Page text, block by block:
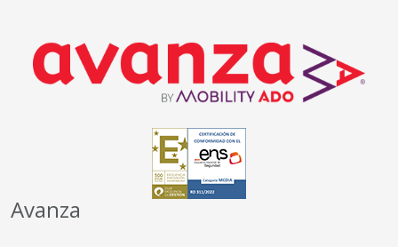
Avanza